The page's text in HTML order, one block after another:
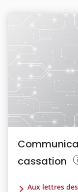
cassation
Aux lettres